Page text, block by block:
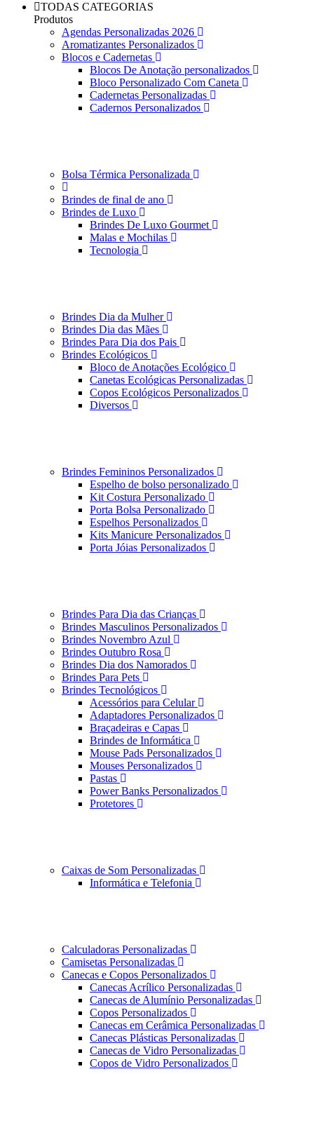
TODAS CATEGORIAS
Produtos
Agendas Personalizadas 2026
Aromatizantes Personalizados
Blocos e Cadernetas
Blocos De Anotação personalizados
Bloco Personalizado Com Caneta
Cadernetas Personalizadas
Cadernos Personalizados
Bolsa Térmica Personalizada
Brindes de final de ano
Brindes de Luxo
Brindes De Luxo Gourmet
Malas e Mochilas
Tecnologia
Brindes Dia da Mulher
Brindes Dia das Mães
Brindes Para Dia dos Pais
Brindes Ecológicos
Bloco de Anotações Ecológico
Canetas Ecológicas Personalizadas
Copos Ecológicos Personalizados
Diversos
Brindes Femininos Personalizados
Espelho de bolso personalizado
Kit Costura Personalizado
Porta Bolsa Personalizado
Espelhos Personalizados
Kits Manicure Personalizados
Porta Jóias Personalizados
Brindes Para Dia das Crianças
Brindes Masculinos Personalizados
Brindes Novembro Azul
Brindes Outubro Rosa
Brindes Dia dos Namorados
Brindes Para Pets
Brindes Tecnológicos
Acessórios para Celular
Adaptadores Personalizados
Braçadeiras e Capas
Brindes de Informática
Mouse Pads Personalizados
Mouses Personalizados
Pastas
Power Banks Personalizados
Protetores
Caixas de Som Personalizadas
Informática e Telefonia
Calculadoras Personalizadas
Camisetas Personalizadas
Canecas e Copos Personalizados
Canecas Acrílico Personalizadas
Canecas de Alumínio Personalizadas
Copos Personalizados
Canecas em Cerâmica Personalizadas
Canecas Plásticas Personalizadas
Canecas de Vidro Personalizadas
Copos de Vidro Personalizados